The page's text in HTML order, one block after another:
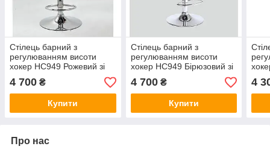
Стілець барний з
регулюванням висоти
хокер HC949 Рожевий зі
стразами
4 700 ₴
Купити
Стілець барний з
регулюванням висоти
хокер HC949 Бірюзовий зі
стразами
4 700₴
Купити
4
Про нас